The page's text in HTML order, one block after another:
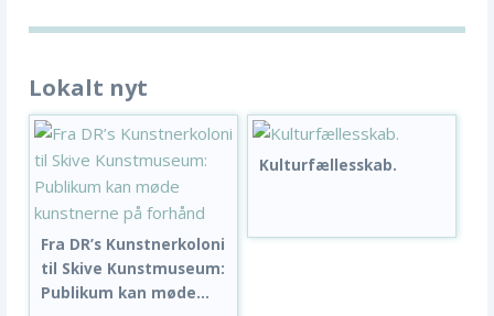
Lokalt nyt
Fra DR’s Kunstnerkoloni
til Skive Kunstmuseum:
Publikum kan møde...
Kulturfællesskab.